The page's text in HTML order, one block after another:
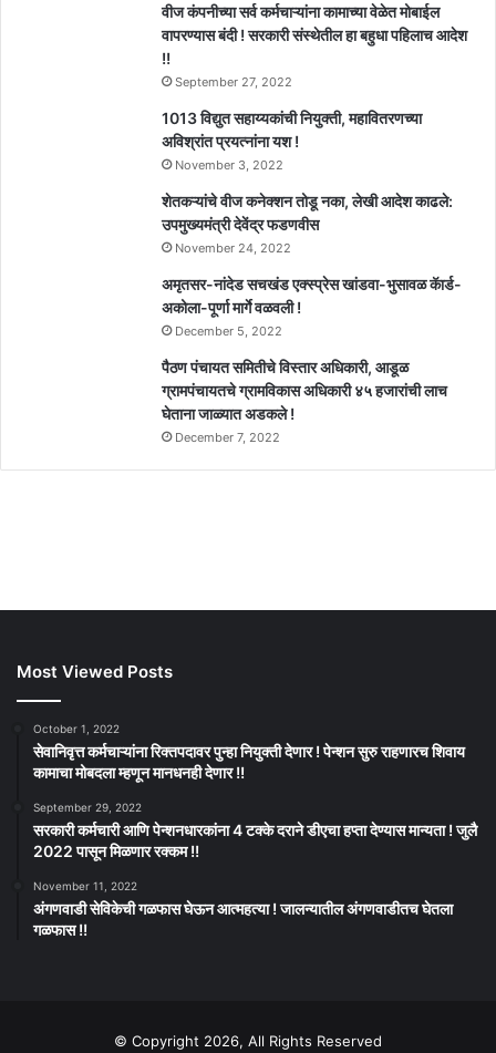
वीज कंपनीच्या सर्व कर्मचाऱ्यांना कामाच्या वेळेत मोबाईल
वापरण्यास बंदी ! सरकारी संस्थेतील हा बहुधा पहिलाच आदेश
!!
September 27, 2022
1013 विद्युत सहाय्यकांची नियुक्ती, महावितरणच्या
अविश्रांत प्रयत्नांना यश !
November 3, 2022
शेतकऱ्यांचे वीज कनेक्शन तोडू नका, लेखी आदेश काढले:
उपमुख्यमंत्री देवेंद्र फडणवीस
November 24, 2022
अमृतसर-नांदेड सचखंड एक्स्प्रेस खांडवा-भुसावळ कॅार्ड-
अकोला-पूर्णा मार्गे वळवली !
December 5, 2022
पैठण पंचायत समितीचे विस्तार अधिकारी, आडूळ
ग्रामपंचायतचे ग्रामविकास अधिकारी ४५ हजारांची लाच
घेताना जाळ्यात अडकले !
December 7, 2022
Most Viewed Posts
October 1, 2022
सेवानिवृत्त कर्मचाऱ्यांना रिक्तपदावर पुन्हा नियुक्ती देणार ! पेन्शन सुरु राहणारच शिवाय
कामाचा मोबदला म्हणून मानधनही देणार !!
September 29, 2022
सरकारी कर्मचारी आणि पेन्शनधारकांना 4 टक्के दराने डीएचा हप्ता देण्यास मान्यता ! जुलै
2022 पासून मिळणार रक्कम !!
November 11, 2022
अंगणवाडी सेविकेची गळफास घेऊन आत्महत्या ! जालन्यातील अंगणवाडीतच घेतला
गळफास !!
© Copyright 2026, All Rights Reserved